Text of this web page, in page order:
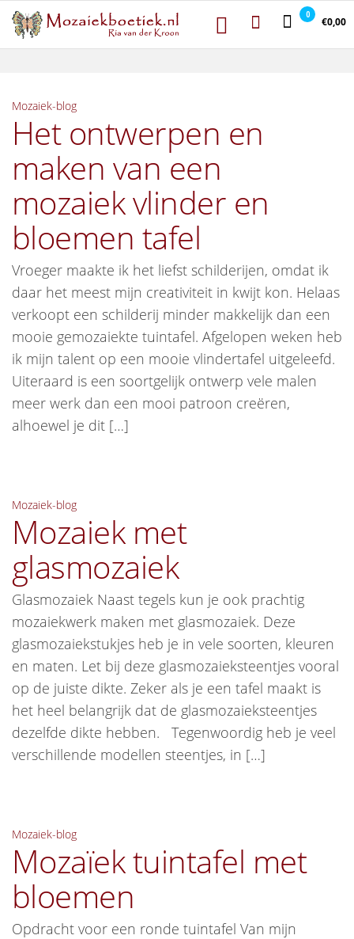
Ga naar de inhoud 0
€0,00
Mozaiek-blog
Het ontwerpen en
maken van een
mozaiek vlinder en
bloemen tafel
Vroeger maakte ik het liefst schilderijen, omdat ik
daar het meest mijn creativiteit in kwijt kon. Helaas
verkoopt een schilderij minder makkelijk dan een
mooie gemozaiekte tuintafel. Afgelopen weken heb
ik mijn talent op een mooie vlindertafel uitgeleefd.
Uiteraard is een soortgelijk ontwerp vele malen
meer werk dan een mooi patroon creëren,
alhoewel je dit […]
Mozaiek-blog
Mozaiek met
glasmozaiek
Glasmozaiek Naast tegels kun je ook prachtig
mozaiekwerk maken met glasmozaiek. Deze
glasmozaiekstukjes heb je in vele soorten, kleuren
en maten. Let bij deze glasmozaieksteentjes vooral
op de juiste dikte. Zeker als je een tafel maakt is
het heel belangrijk dat de glasmozaieksteentjes
dezelfde dikte hebben. Tegenwoordig heb je veel
verschillende modellen steentjes, in […]
Mozaiek-blog
Mozaïek tuintafel met
bloemen
Opdracht voor een ronde tuintafel Van mijn